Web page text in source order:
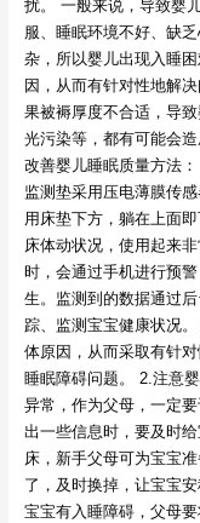
扰。 一般来说，导致婴
服、睡眠环境不好、缺
杂，所以婴儿出现入睡
因，从而有针对性地解
果被褥厚度不合适，导
光污染等，都有可能会
改善婴儿睡眠质量方法
监测垫采用压电薄膜传
用床垫下方，躺在上面
床体动状况，使用起来
时，会通过手机进行预
生。监测到的数据通过
踪、监测宝宝健康状况
体原因，从而采取有针
睡眠障碍问题。 2.注意
异常，作为父母，一定
出一些信息时，要及时
床，新手父母可为宝宝
了，及时换掉，让宝宝
宝宝有入睡障碍，父母